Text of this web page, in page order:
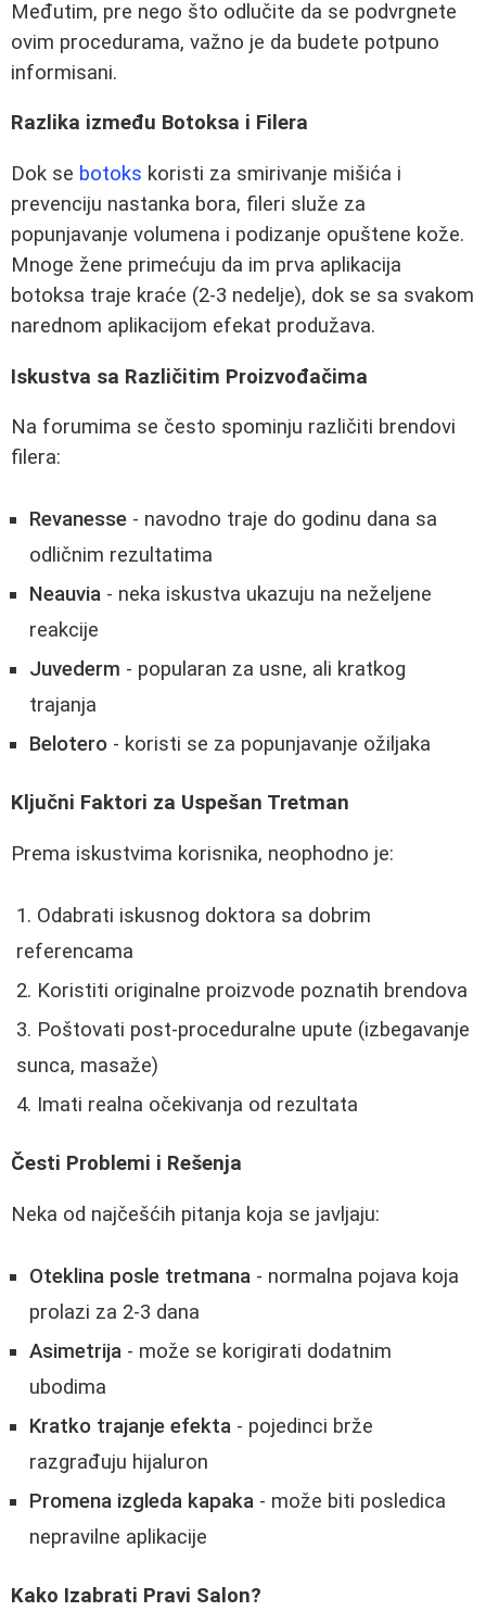
Međutim, pre nego što odlučite da se podvrgnete
ovim procedurama, važno je da budete potpuno
informisani.
Razlika između Botoksa i Filerа
Dok se botoks koristi za smirivanje mišića i
prevenciju nastanka bora, fileri služe za
popunjavanje volumena i podizanje opuštene kože.
Mnoge žene primećuju da im prva aplikacija
botoksa traje kraće (2-3 nedelje), dok se sa svakom
narednom aplikacijom efekat produžava.
Iskustva sa Različitim Proizvođačima
Na forumima se često spominju različiti brendovi
filera:
Revanesse - navodno traje do godinu dana sa
odličnim rezultatima
Neauvia - neka iskustva ukazuju na neželjene
reakcije
Juvederm - popularan za usne, ali kratkog
trajanja
Belotero - koristi se za popunjavanje ožiljaka
Ključni Faktori za Uspešan Tretman
Prema iskustvima korisnika, neophodno je:
Odabrati iskusnog doktora sa dobrim
referencama
Koristiti originalne proizvode poznatih brendova
Poštovati post-proceduralne upute (izbegavanje
sunca, masaže)
Imati realna očekivanja od rezultata
Česti Problemi i Rešenja
Neka od najčešćih pitanja koja se javljaju:
Oteklina posle tretmana - normalna pojava koja
prolazi za 2-3 dana
Asimetrija - može se korigirati dodatnim
ubodima
Kratko trajanje efekta - pojedinci brže
razgrađuju hijaluron
Promena izgleda kapaka - može biti posledica
nepravilne aplikacije
Kako Izabrati Pravi Salon?